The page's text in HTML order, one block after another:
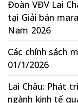
Đoàn VĐV Lai
tại Giải bán
Nam 2026
Các chính sách
01/1/2026
Lai Châu: Phát
ngành kinh tế